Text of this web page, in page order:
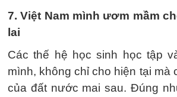
7. Việt Nam mình ươm mầm
lai
Các thế hệ học sinh học tập
mình, không chỉ cho hiện tại mà
của đất nước mai sau. Đúng